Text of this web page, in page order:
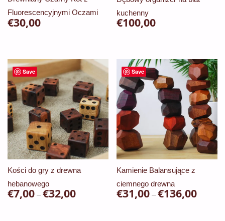
Fluorescencyjnymi Oczami
€30,00
kuchenny
€100,00
Save
Kości do gry z drewna
hebanowego
€7,00 – €32,00Zakres
Save
Kamienie Balansujące z
ciemnego drewna
€31,00 – €136,00Zakres